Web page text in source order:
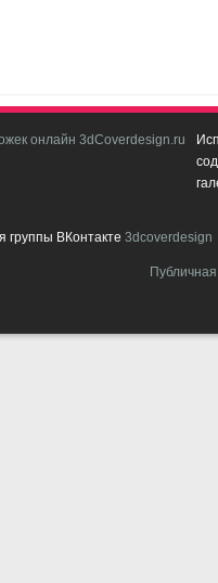
онлайн 3dCoverdesign.ru
группы ВКонтакте 3dcoverdesign